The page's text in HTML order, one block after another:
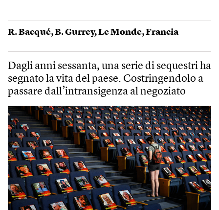
R. Bacqué,B. Gurrey,Le Monde,Francia
Dagli anni sessanta, una serie di sequestri ha
segnato la vita del paese. Costringendolo a
passare dall’intransigenza al negoziato